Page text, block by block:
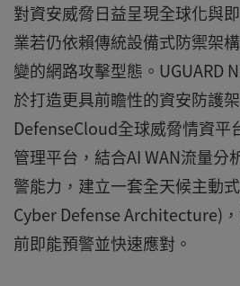
對資安威脅日益呈現全球化與
業若仍依賴傳統設備式防禦架
變的網路攻擊型態。UGUARD
於打造更具前瞻性的資安防護
DefenseCloud全球威脅情資平
管理平台，結合AI WAN流量分
警能力，建立一套全天候主動
Cyber Defense Architecture)
前即能預警並快速應對。